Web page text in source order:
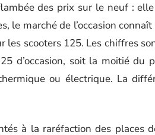
des prix sur le neuf :
le marché de l’occasion
les scooters 125. Les chiffres
d’occasion, soit la moitié du
ou électrique. La
à la raréfaction des places